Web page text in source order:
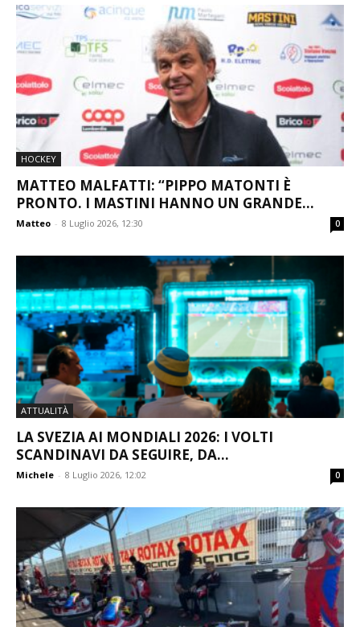
HOCKEY
MATTEO MALFATTI: “PIPPO MATONTI È
PRONTO. I MASTINI HANNO UN GRANDE...
Matteo - 8 Luglio 2026, 12:30 0
ATTUALITÀ
LA SVEZIA AI MONDIALI 2026: I VOLTI
SCANDINAVI DA SEGUIRE, DA...
Michele - 8 Luglio 2026, 12:02 0